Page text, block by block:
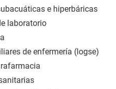
e hiperbáricas
laboratorio
de enfermería (logse)